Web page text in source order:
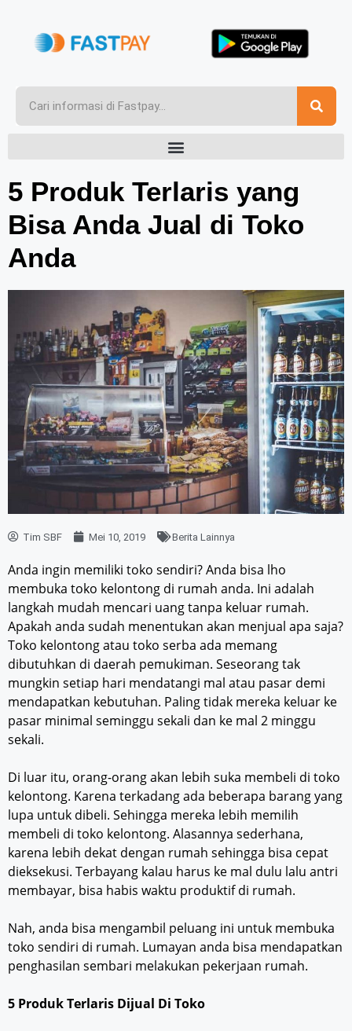
5 Produk Terlaris yang
Bisa Anda Jual di Toko
Anda
Tim SBF Mei 10, 2019 Berita Lainnya
Anda ingin memiliki toko sendiri? Anda bisa lho
membuka toko kelontong di rumah anda. Ini adalah
langkah mudah mencari uang tanpa keluar rumah.
Apakah anda sudah menentukan akan menjual apa saja?
Toko kelontong atau toko serba ada memang
dibutuhkan di daerah pemukiman. Seseorang tak
mungkin setiap hari mendatangi mal atau pasar demi
mendapatkan kebutuhan. Paling tidak mereka keluar ke
pasar minimal seminggu sekali dan ke mal 2 minggu
sekali.
Di luar itu, orang-orang akan lebih suka membeli di toko
kelontong. Karena terkadang ada beberapa barang yang
lupa untuk dibeli. Sehingga mereka lebih memilih
membeli di toko kelontong. Alasannya sederhana,
karena lebih dekat dengan rumah sehingga bisa cepat
dieksekusi. Terbayang kalau harus ke mal dulu lalu antri
membayar, bisa habis waktu produktif di rumah.
Nah, anda bisa mengambil peluang ini untuk membuka
toko sendiri di rumah. Lumayan anda bisa mendapatkan
penghasilan sembari melakukan pekerjaan rumah.
5 Produk Terlaris Dijual Di Toko